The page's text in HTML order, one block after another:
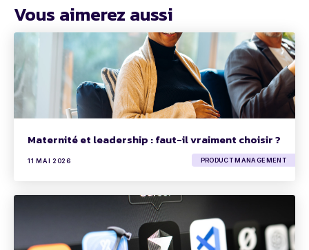
Vous aimerez aussi
Maternité et leadership : faut-il vraiment choisir ?
11 MAI 2026 PRODUCT MANAGEMENT